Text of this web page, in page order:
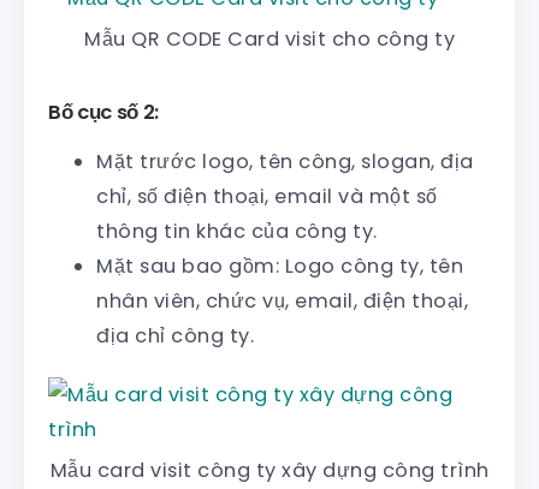
Mẫu QR CODE Card visit cho công ty
Bố cục số 2:
Mặt trước logo, tên công, slogan, địa
chỉ, số điện thoại, email và một số
thông tin khác của công ty.
Mặt sau bao gồm: Logo công ty, tên
nhân viên, chức vụ, email, điện thoại,
địa chỉ công ty.
Mẫu card visit công ty xây dựng công trình